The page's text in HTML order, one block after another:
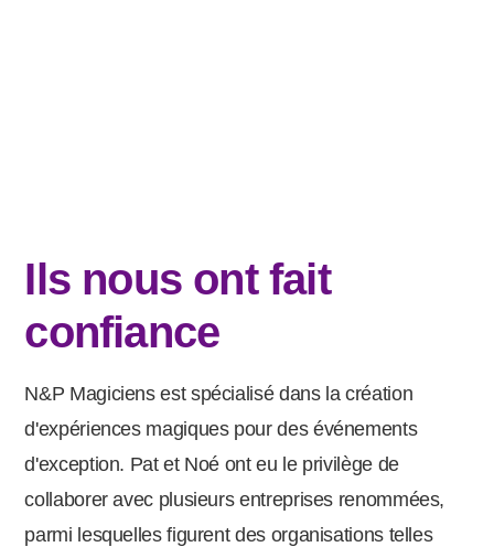
Ils nous ont fait
confiance
N&P Magiciens est spécialisé dans la création
d'expériences magiques pour des événements
d'exception. Pat et Noé ont eu le privilège de
collaborer avec plusieurs entreprises renommées,
parmi lesquelles figurent des organisations telles